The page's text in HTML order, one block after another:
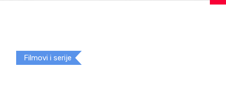
Filmovi i serije